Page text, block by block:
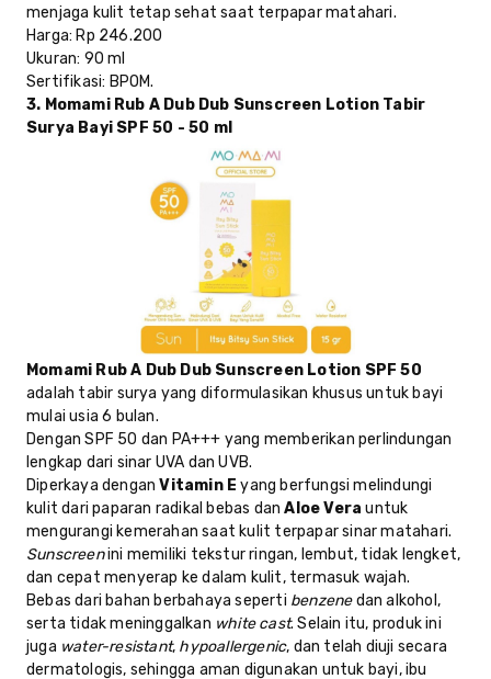
menjaga kulit tetap sehat saat terpapar matahari.
Harga: Rp 246.200
Ukuran: 90 ml
Sertifikasi: BPOM.
3. Momami Rub A Dub Dub Sunscreen Lotion Tabir
Surya Bayi SPF 50 - 50 ml
Momami Rub A Dub Dub Sunscreen Lotion SPF 50
adalah tabir surya yang diformulasikan khusus untuk bayi
mulai usia 6 bulan.
Dengan SPF 50 dan PA+++ yang memberikan perlindungan
lengkap dari sinar UVA dan UVB.
Diperkaya denganVitamin E yang berfungsi melindungi
kulit dari paparan radikal bebas danAloe Vera untuk
mengurangi kemerahan saat kulit terpapar sinar matahari.
Sunscreenini memiliki tekstur ringan, lembut, tidak lengket,
dan cepat menyerap ke dalam kulit, termasuk wajah.
Bebas dari bahan berbahaya seperti benzenedan alkohol,
serta tidak meninggalkan white cast. Selain itu, produk ini
juga water-resistant, hypoallergenic, dan telah diuji secara
dermatologis, sehingga aman digunakan untuk bayi, ibu